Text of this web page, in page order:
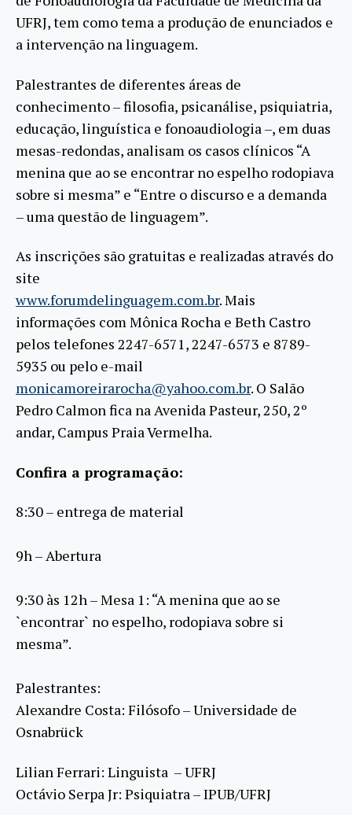
UFRJ, tem como tema a produção de enunciados e
a intervenção na linguagem.
Palestrantes de diferentes áreas de
conhecimento – filosofia, psicanálise, psiquiatria,
educação, linguística e fonoaudiologia –, em duas
mesas-redondas, analisam os casos clínicos “A
menina que ao se encontrar no espelho rodopiava
sobre si mesma” e “Entre o discurso e a demanda
– uma questão de linguagem”.
As inscrições são gratuitas e realizadas através do
site
www.forumdelinguagem.com.br. Mais
informações com Mônica Rocha e Beth Castro
pelos telefones 2247-6571, 2247-6573 e 8789-
5935 ou pelo e-mail
monicamoreirarocha@yahoo.com.br. O Salão
Pedro Calmon fica na Avenida Pasteur, 250, 2º
andar, Campus Praia Vermelha.
Confira a programação:
8:30 – entrega de material
9h – Abertura
9:30 às 12h – Mesa 1: “A menina que ao se
`encontrar` no espelho, rodopiava sobre si
mesma”.
Palestrantes:
Alexandre Costa: Filósofo – Universidade de
Osnabrück
Lilian Ferrari: Linguista – UFRJ
Octávio Serpa Jr: Psiquiatra – IPUB/UFRJ